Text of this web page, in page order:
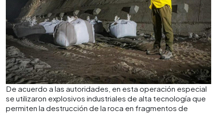
De acuerdo a las autoridades, en esta operación especial
se utilizaron explosivos industriales de alta tecnología que
permiten la destrucción de la roca en fragmentos de